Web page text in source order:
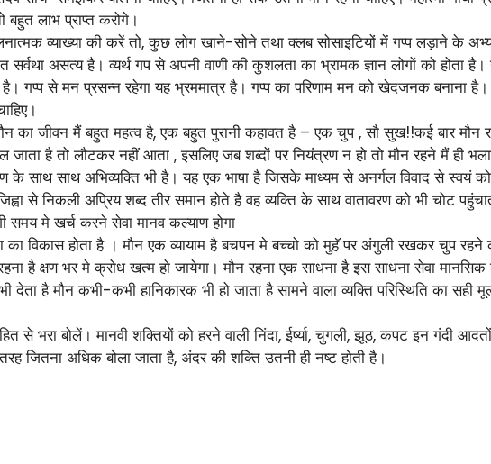
लाभ प्राप्त करोगे।
व्याख्या की करें तो, कुछ लोग खाने-सोने तथा क्लब सोसाइटियों में गप्प लड़ाने के
सर्वथा असत्य है। व्यर्थ गप से अपनी वाणी की कुशलता का भ्रामक ज्ञान लोगों को होता
है। गप्प से मन प्रसन्न रहेगा यह भ्रममात्र है। गप्प का परिणाम मन को खेदजनक बनाना
का जीवन मैं बहुत महत्व है, एक बहुत पुरानी कहावत है – एक चुप , सौ सुख!!कई बार मौन
है तो लौटकर नहीं आता , इसलिए जब शब्दों पर नियंत्रण न हो तो मौन रहने मैं ही
के साथ साथ अभिव्यक्ति भी है। यह एक भाषा है जिसके माध्यम से अनर्गल विवाद से स्वयं
से निकली अप्रिय शब्द तीर समान होते है वह व्यक्ति के साथ वातावरण को भी चोट
समय मे खर्च करने सेवा मानव कल्याण होगा
विकास होता है । मौन एक व्यायाम है बचपन मे बच्चो को मुहॅ पर अंगुली रखकर चुप रहने
है क्षण भर मे क्रोध खत्म हो जायेगा। मौन रहना एक साधना है इस साधना सेवा मानसिक
है मौन कभी-कभी हानिकारक भी हो जाता है सामने वाला व्यक्ति परिस्थिति का सही
से भरा बोलें। मानवी शक्तियों को हरने वाली निंदा, ईर्ष्या, चुगली, झूठ, कपट इन गंदी
जितना अधिक बोला जाता है, अंदर की शक्ति उतनी ही नष्ट होती है।